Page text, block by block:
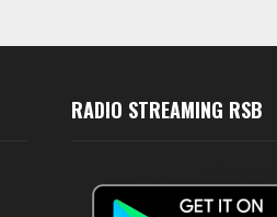
RADIO STREAMING RSB